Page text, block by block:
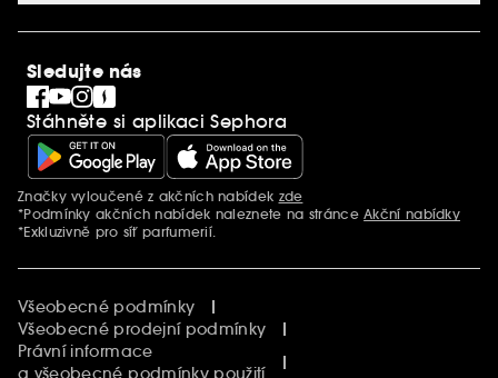
SEPHORiA
Blog Sephora
Singles´ Day
Black Friday
Cyber Monday
Vánoce
Sledujte nás
Stáhněte si aplikaci Sephora
Další informace
Značky vyloučené z akčních nabídek zde
*Podmínky akčních nabídek naleznete na stránceAkční nabídky
*Exkluzivně pro síť parfumerií.
Všeobecné podmínky
Všeobecné prodejní podmínky
Právní informace
a všeobecné podmínky použití